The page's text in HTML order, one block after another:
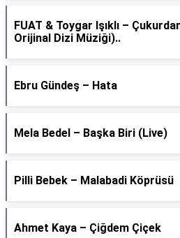
FUAT & Toygar Işıklı –
Orijinal Dizi Müziği)..
Ebru Gündeş – Hata
Mela Bedel – Başka Biri (Live)
Pilli Bebek – Malabadi Köprüsü
Ahmet Kaya – Çiğdem Çiçek